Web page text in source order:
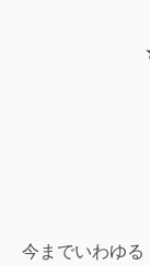
★風俗店
で
今までいわゆる